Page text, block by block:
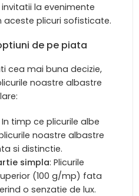
la evenimente
plicuri sofisticate.
de pe piata
cea mai buna decizie,
noastre albastre
In timp ce plicurile albe
noastre albastre
si distinctie.
simpla: Plicurile
(100 g/mp) fata
o senzatie de lux.